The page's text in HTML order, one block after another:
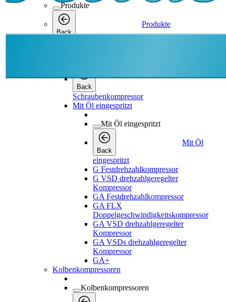
Produkte
Back
Produkte
Back
Schraubenkompressor
Mit Öl eingespritzt
Mit Öl eingespritzt
Back
Mit Öl
eingespritzt
G Festdrehzahlkompressor
G VSD drehzahlgeregelter
Kompressor
GA Festdrehzahlkompressor
GA FLX
Doppelgeschwindigkeitskompressor
GA VSD drehzahlgeregelter
Kompressor
GA VSDs drehzahlgeregelter
Kompressor
GA+
Kolbenkompressoren
Kolbenkompressoren